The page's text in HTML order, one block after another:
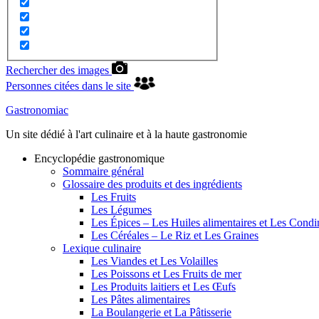
Rechercher des images
Personnes citées dans le site
Gastronomiac
Un site dédié à l'art culinaire et à la haute gastronomie
Encyclopédie gastronomique
Sommaire général
Glossaire des produits et des ingrédients
Les Fruits
Les Légumes
Les Épices – Les Huiles alimentaires et Les
Les Céréales – Le Riz et Les Graines
Lexique culinaire
Les Viandes et Les Volailles
Les Poissons et Les Fruits de mer
Les Produits laitiers et Les Œufs
Les Pâtes alimentaires
La Boulangerie et La Pâtisserie